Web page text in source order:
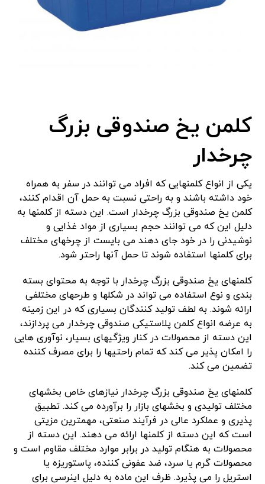
کلمن یخ صندوقی بزرگ
چرخدار
یکی از انواع کلمنهایی که افراد می توانند در سفر به همراه
خود داشته باشند و به راحتی نسبت به حمل آن اقدام کنند،
کلمن یخ صندوقی بزرگ چرخدار است. این دسته از کلمنها به
دلیل این که می توانند حجم بسیاری از مواد غذایی و
نوشیدنی را در خود جای دهند می بایست از چرخهای مختلف
برای کلمنها استفاده شوند تا حمل آنها راحتر شود.
کلمنهای یخ صندوقی بزرگ چرخدار با توجه به محتوای بسته
بندی و نوع استفاده می تواند در شکلها و طرحهای مختلفی
ارائه شوند. به لطف تولید کنندگان بسیاری که در این زمینه
به عرضه انواع کلمن پلاستیکی صندوقی چرخدار می پردازند،
این دسته از محصولات در کنار ویژگیهای بسیار، نوآوری هایی
را امکان پذیر می کند که تمام راحتیها را برای مصرف کننده
تضمین می کند.
کلمنهای یخ صندوقی بزرگ چرخدار نیازهای خاص بخشهای
مختلف تولیدی و بخشهای بازار را برآورده می کند. تطبیق
پذیری و عملکرد عالی در فرآیند صنعتی، مهمترین مزیتی
است که این دسته از کلمنها ارائه می دهند. این دسته از
محصولات به هنگام تولید در برابر موارد مختلف مقاوم است و
محصولات گرم یا سرد، ضد عفونی کننده، پاستوریزه یا
استریل را می پذیرد. ظرف این ماده به دلیل اینرسی برای